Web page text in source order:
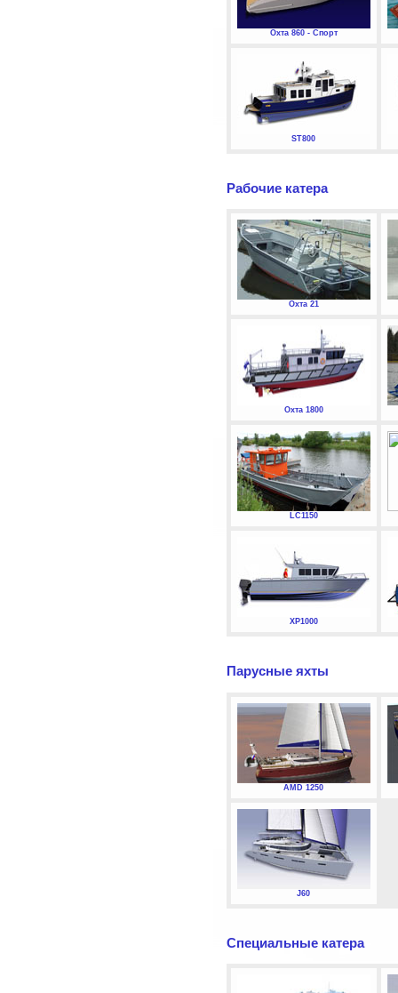
Охта 860 - Спорт
ST800
Рабочие катера
Охта 21
Охта 1800
LC1150
XP1000
Парусные яхты
AMD 1250
J60
Специальные катера